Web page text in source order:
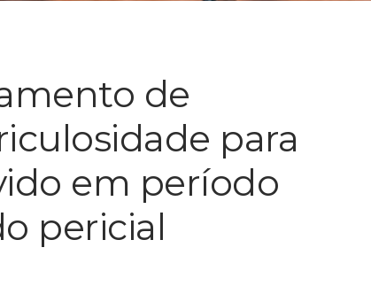
de
para
em período
pericial